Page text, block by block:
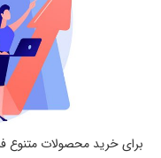
برای خرید محصولات متنوع